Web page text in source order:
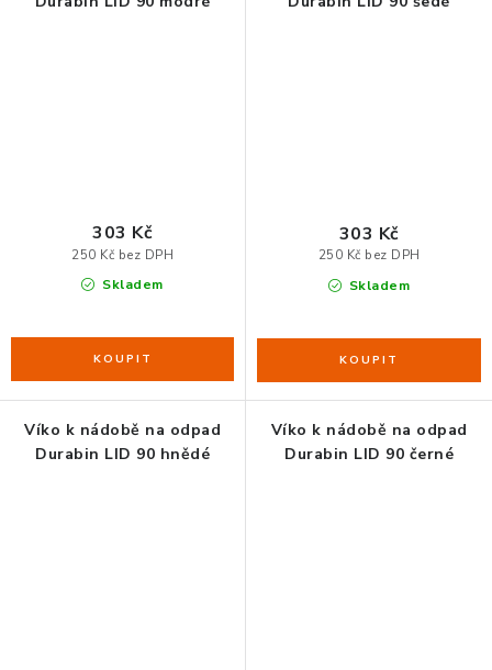
ČISTIČKY VZDUCHU
VODNÍ FILTRY
Naše realizace, inspirace a návody
Kontakty
Skladem
250 Kč bez DPH
303 Kč
Skladem
250 Kč bez DPH
303 Kč
Víko k nádobě na odpad
Durabin LID 90 hnědé
Víko k nádobě na odpad
Durabin LID 90 černé